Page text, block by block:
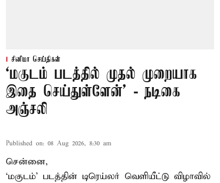
சினிமா செய்திகள்
‘மகுடம் படத்தில் முதல் முறையாக
இதை செய்துள்ளேன்’ - நடிகை
அஞ்சலி
Published on: 08 Aug 2026, 8:30 am
சென்னை,
‘மகுடம்’ படத்தின் டிரெய்லர் வெளியீட்டு விழாவில்